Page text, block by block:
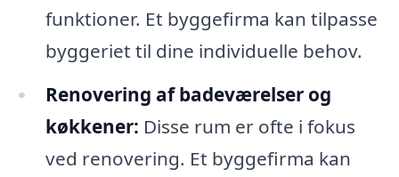
funktioner. Et byggefirma kan tilpasse
byggeriet til dine individuelle behov.
Renovering af badeværelser og
køkkener: Disse rum er ofte i fokus
ved renovering. Et byggefirma kan